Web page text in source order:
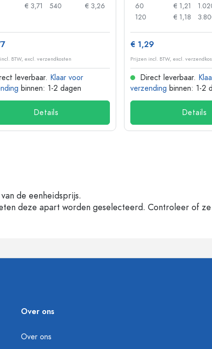
€ 3,71
540
€ 3,26
BTW, excl. verzendkosten
leverbaar. Klaar voor
binnen: 1-2 dagen
Details
60
€ 1,21
120
€ 1,18
€ 1,29
Prijzen incl. BTW, excl.
Direct leverbaar.
verzending binnen: 1-2
Details
de eenheidsprijs.
deze apart worden geselecteerd. Controleer of
Over ons
Over ons